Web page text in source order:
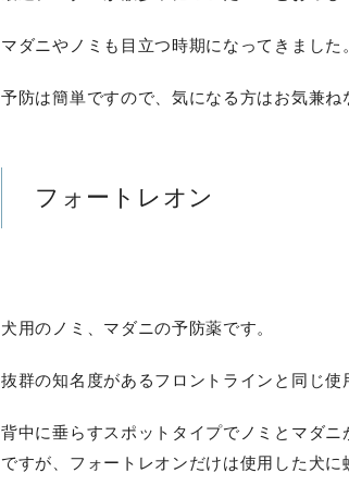
マダニやノミも目立つ時期になってきました。
予防は簡単ですので、気になる方はお気兼ね
フォートレオン
犬用のノミ、マダニの予防薬です。
抜群の知名度があるフロントラインと同じ
背中に垂らすスポットタイプでノミとマダ
ですが、フォートレオンだけは使用した犬